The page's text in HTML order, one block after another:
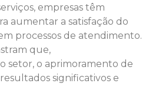
empresas têm
aumentar a satisfação do
processos de atendimento.
que,
setor, o aprimoramento de
significativos e